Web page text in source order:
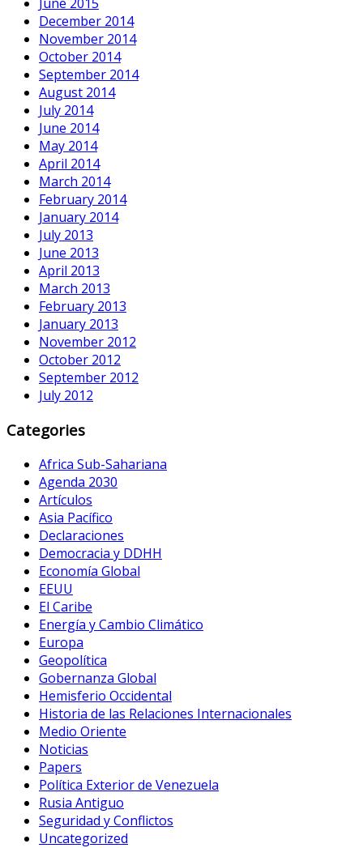
December 2014
November 2014
October 2014
September 2014
August 2014
July 2014
June 2014
May 2014
April 2014
March 2014
February 2014
January 2014
July 2013
June 2013
April 2013
March 2013
February 2013
January 2013
November 2012
October 2012
September 2012
July 2012
Categories
Africa Sub-Sahariana
Agenda 2030
Artículos
Asia Pacífico
Declaraciones
Democracia y DDHH
Economía Global
EEUU
El Caribe
Energía y Cambio Climático
Europa
Geopolítica
Gobernanza Global
Hemisferio Occidental
Historia de las Relaciones Internacionales
Medio Oriente
Noticias
Papers
Política Exterior de Venezuela
Rusia Antiguo
Seguridad y Conflictos
Uncategorized